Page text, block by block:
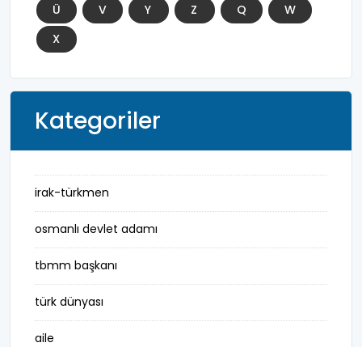
Ü
V Y Z Q
W
X
Kategoriler
irak-türkmen
osmanlı devlet adamı
tbmm başkanı
türk dünyası
aile